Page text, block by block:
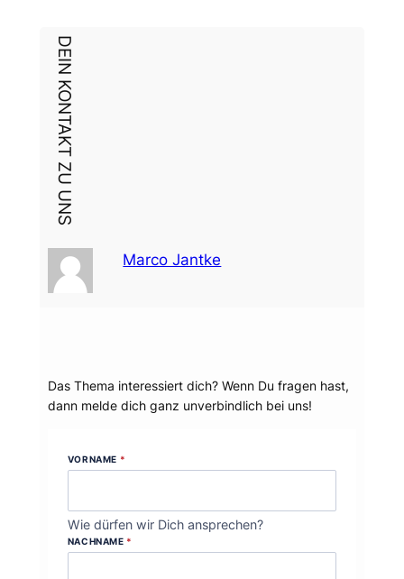
DEIN KONTAKT ZU UNS
Marco Jantke
Das Thema interessiert dich? Wenn Du fragen hast,
dann melde dich ganz unverbindlich bei uns!
VORNAME *
Wie dürfen wir Dich ansprechen?
NACHNAME *